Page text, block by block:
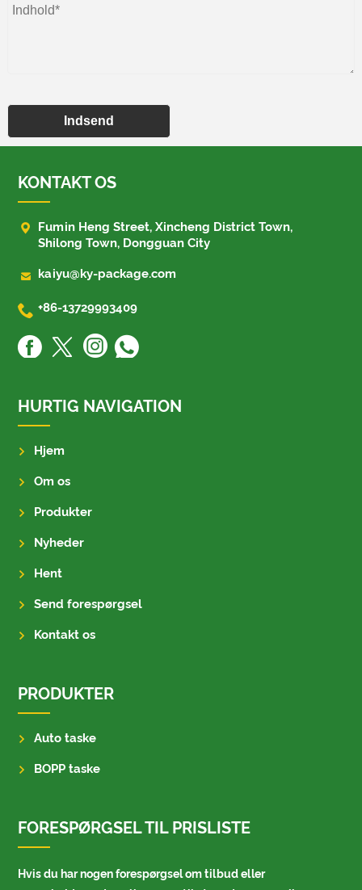
Indsend
KONTAKT OS

Fumin Heng Street, Xincheng District Town,
Shilong Town, Dongguan City
 kaiyu@ky-package.com
 +86-13729993409
HURTIG NAVIGATION
Hjem
Om os
Produkter
Nyheder
Hent
Send forespørgsel
Kontakt os
PRODUKTER
Auto taske
BOPP taske
FORESPØRGSEL TIL PRISLISTE
Hvis du har nogen forespørgsel om tilbud eller